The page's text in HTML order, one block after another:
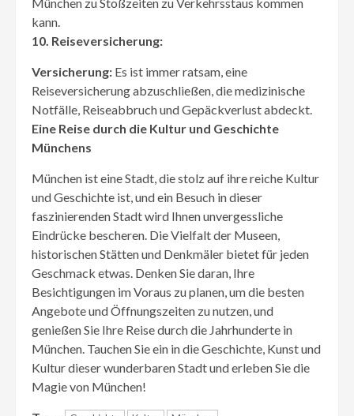
kann.
10. Reiseversicherung:
Versicherung: Es ist immer ratsam, eine
Reiseversicherung abzuschließen, die medizinische
Notfälle, Reiseabbruch und Gepäckverlust abdeckt.
Eine Reise durch die Kultur und Geschichte
Münchens
München ist eine Stadt, die stolz auf ihre reiche Kultur
und Geschichte ist, und ein Besuch in dieser
faszinierenden Stadt wird Ihnen unvergessliche
Eindrücke bescheren. Die Vielfalt der Museen,
historischen Stätten und Denkmäler bietet für jeden
Geschmack etwas. Denken Sie daran, Ihre
Besichtigungen im Voraus zu planen, um die besten
Angebote und Öffnungszeiten zu nutzen, und
genießen Sie Ihre Reise durch die Jahrhunderte in
München. Tauchen Sie ein in die Geschichte, Kunst und
Kultur dieser wunderbaren Stadt und erleben Sie die
Magie von München!